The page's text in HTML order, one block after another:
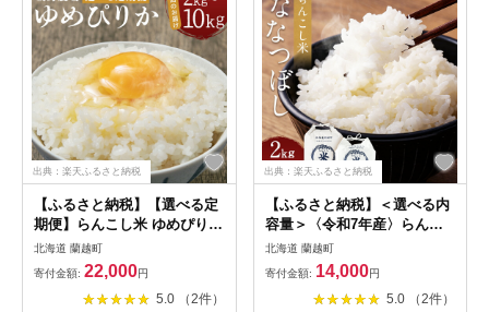
出典：楽天ふるさと納税
【ふるさと納税】【選べる定
期便】らんこし米 ゆめぴりか
2kg/5kg/10kg 選べる内容量 2
ヶ月/3ヶ月/4ヶ月/5ヶ月/6ヶ月
定期便 お米 白米 精米 北海道
産 蘭越町産 送料無料
北海道 蘭越町
寄付金額: 22,000円
5.0 （2件）
出典：楽天ふるさと納税
【ふるさと納税】＜選べる内
容量＞〈令和7年産〉らんこ
し米 ななつぼし 2kg / 5kg /
10kg お米 米 白米 精米 令和7
年産米 ご飯 ブランド米 国産
北海道産 常温 単一原料米 お
北海道 蘭越町
寄付金額: 14,000円
5.0 （2件）